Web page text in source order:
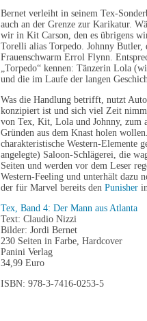
Bernet verleiht in seinem Tex-
auch an der Grenze zur Karikatur.
wir in Kit Carson, den es übrigens
Torelli alias Torpedo. Johnny Butler,
Frauenschwarm Errol Flynn.
„Torpedo“ kennen: Tänzerin Lola
und die im Laufe der langen
Was die Handlung betrifft, nutzt
konzipiert ist und sich viel Zeit
von Tex, Kit, Lola und Johnny, zum
Gründen aus dem Knast holen
charakteristische Western-Elemente
angelegte) Saloon-Schlägerei, die
Seiten und werden vor dem Leser
Western-Feeling und unterhält dazu
der für Marvel bereits den Punisher
Tex, Band 4: Der Mann aus Atlanta
Text: Claudio Nizzi
Bilder: Jordi Bernet
230 Seiten in Farbe, Hardcover
Panini Verlag
34,99 Euro
ISBN: 978-3-7416-0253-5